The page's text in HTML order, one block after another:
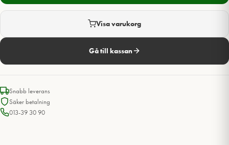
Visa varukorg
Gå till kassan
Snabb leverans
Säker betalning
013-39 30 90